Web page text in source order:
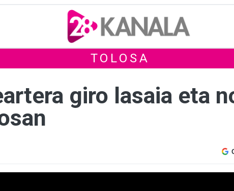
TOLOSA
giro lasaia eta